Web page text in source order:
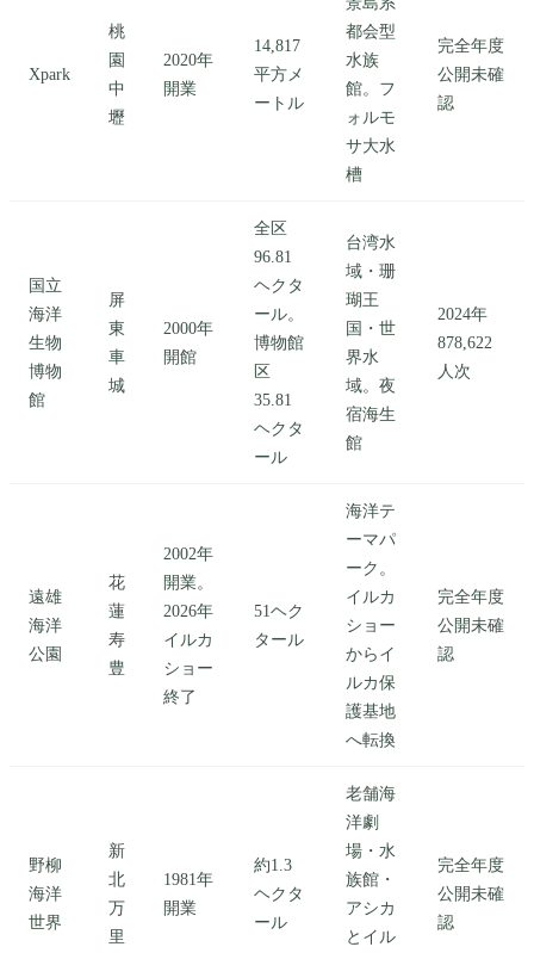
Xpark
桃
園
中
壢
2020年
開業
14,817
平方メ
ートル
都会型
水族
館。フ
ォルモ
サ大水
槽
完全年度
公開未確
認
国立
海洋
生物
博物
館
屏
東
車
城
2000年
開館
全区
96.81
ヘクタ
ール。
博物館
区
35.81
ヘクタ
ール
台湾水
域・珊
瑚王
国・世
界水
域。夜
宿海生
館
2024年
878,622
人次
遠雄
海洋
公園
花
蓮
寿
豊
2002年
開業。
2026年
イルカ
ショー
終了
51ヘク
タール
海洋テ
ーマパ
ーク。
イルカ
ショー
からイ
ルカ保
護基地
へ転換
完全年度
公開未確
認
野柳
海洋
世界
新
北
万
里
1981年
開業
約1.3
ヘクタ
ール
老舗海
洋劇
場・水
族館・
アシカ
とイル
完全年度
公開未確
認